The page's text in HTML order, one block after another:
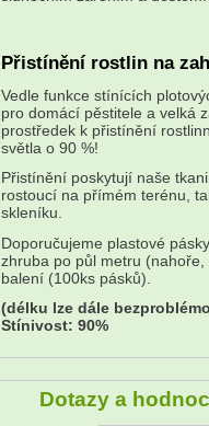
Přistínění rostlin na
Vedle funkce stínících
pro domácí pěstitele a velká
prostředek k přistínění
světla o 90 %!
Přistínění poskytují naše
rostoucí na přímém terénu,
skleníku.
Doporučujeme plastové
zhruba po půl metru
balení (100ks pásků).
(délku lze dále
Stínivost: 90%
Dotazy a